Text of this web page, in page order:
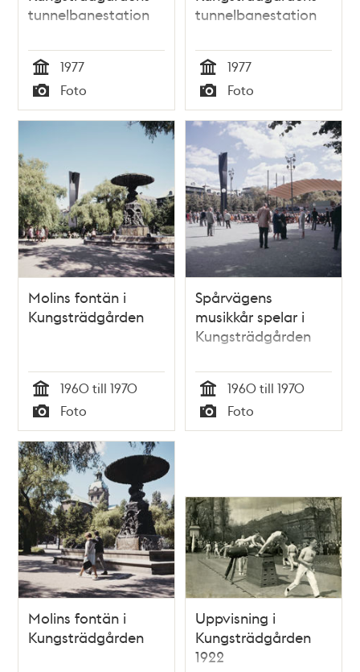
tunnelbanestation
Tid
1977
Typ
Foto
tunnelbanestation
Tid
1977
Typ
Foto
Molins fontän i
Kungsträdgården
Tid
1960 till 1970
Typ
Foto
Spårvägens
musikkår spelar i
Kungsträdgården
Tid
1960 till 1970
Typ
Foto
Molins fontän i
Kungsträdgården
Uppvisning i
Kungsträdgården
1922